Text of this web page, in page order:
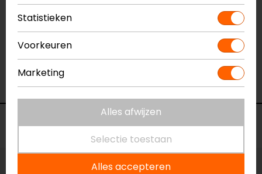
Seizoen
Zomer
Thermovoering Ja/Nee
Ventilatie
Vizier wisser
Waterdicht
Nee
Voorraad
Statistieken
Voorkeuren
Marketing
Alles afwijzen
Selectie toestaan
Alles accepteren